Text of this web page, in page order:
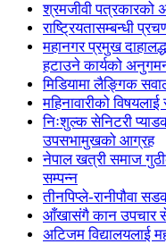
श्रमजीवी पत्रकारको
राष्ट्रियतासम्बन्धी
महानगर प्रमुख
हटाउने कार्यको
मिडियामा लैङ्गिक
महिनावारीको
निःशुल्क सेनिटरी
उपसभामुखको आग्रह
नेपाल खत्री समाज
सम्पन्न
तीनपिप्ले-रानीपौवा
आँखासंगै कान उपचार
अटिजम विद्यालयलाई